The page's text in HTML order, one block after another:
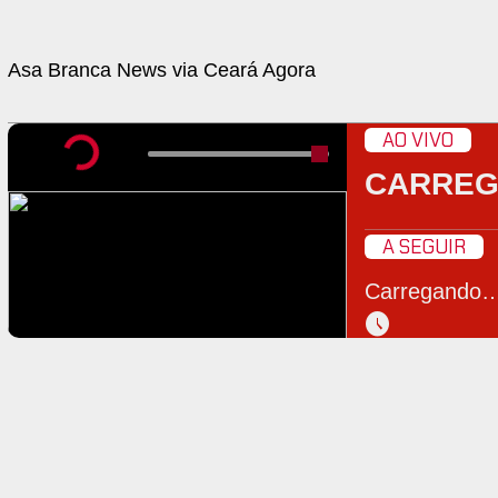
Asa Branca News via Ceará Agora
AO VIVO
A SEGUIR
schedule